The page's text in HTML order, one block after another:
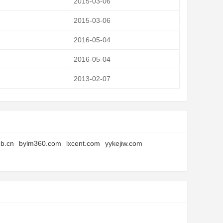
2015-03-06
2016-05-04
2016-05-04
2013-02-07
bylm360.com lxcent.com yykejiw.com